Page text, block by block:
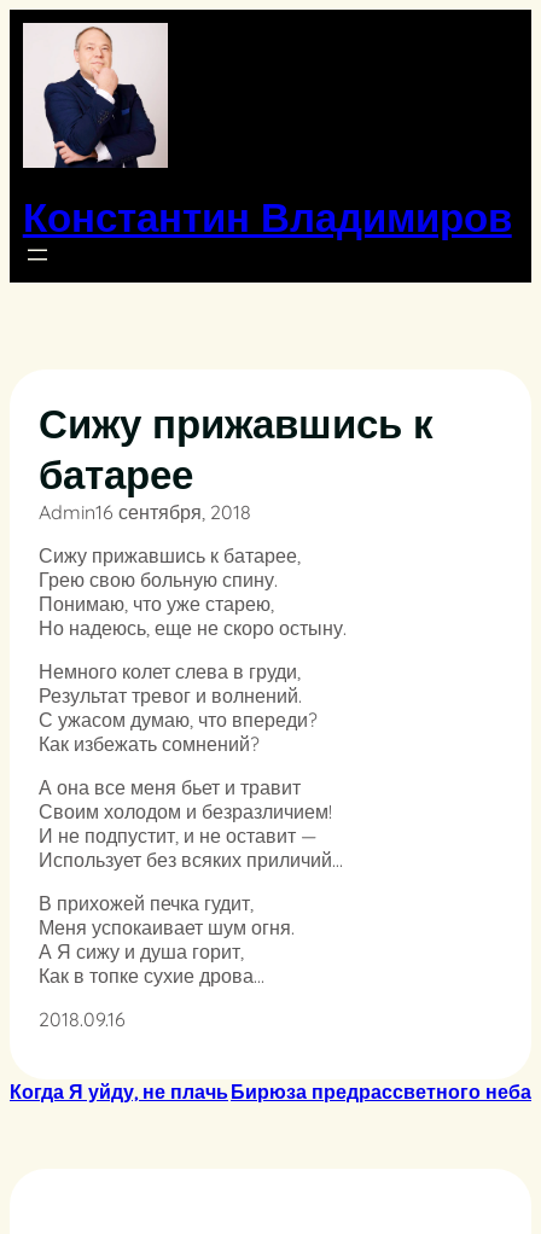
Перейти
содержимому
Константин Владимиров
Сижу прижавшись к
батарее
Admin16 сентября, 2018
Сижу прижавшись к батарее,
Грею свою больную спину.
Понимаю, что уже старею,
Но надеюсь, еще не скоро остыну.
Немного колет слева в груди,
Результат тревог и волнений.
С ужасом думаю, что впереди?
Как избежать сомнений?
А она все меня бьет и травит
Своим холодом и безразличием!
И не подпустит, и не оставит —
Использует без всяких приличий…
В прихожей печка гудит,
Меня успокаивает шум огня.
А Я сижу и душа горит,
Как в топке сухие дрова…
2018.09.16
Когда Я уйду, не плачьБирюза предрассветного неба